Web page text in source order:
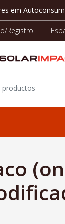
em
Registro |